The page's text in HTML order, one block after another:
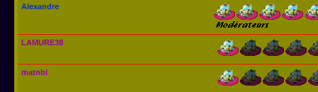
Alexandre
LAMURE38
matnbl